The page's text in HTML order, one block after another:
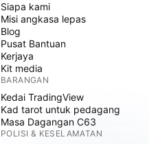
Siapa kami
Misi angkasa lepas
Blog
Pusat Bantuan
Kerjaya
Kit media
BARANGAN
Kedai TradingView
Kad tarot untuk pedagang
Masa Dagangan C63
POLISI & KESELAMATAN